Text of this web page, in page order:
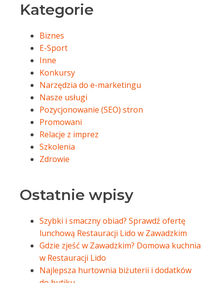
Kategorie
Biznes
E-Sport
Inne
Konkursy
Narzędzia do e-marketingu
Nasze usługi
Pozycjonowanie (SEO) stron
Promowani
Relacje z imprez
Szkolenia
Zdrowie
Ostatnie wpisy
Szybki i smaczny obiad? Sprawdź ofertę
lunchową Restauracji Lido w Zawadzkim
Gdzie zjeść w Zawadzkim? Domowa kuchnia
w Restauracji Lido
Najlepsza hurtownia biżuterii i dodatków